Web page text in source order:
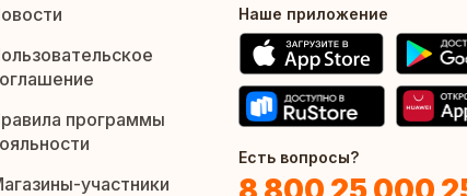
программы
участники
Наше приложение
Есть вопросы?